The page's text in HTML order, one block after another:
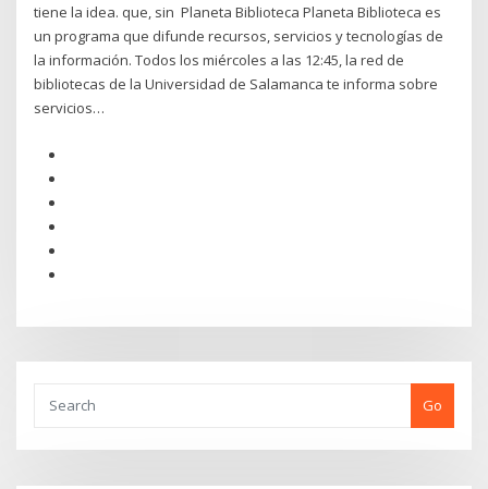
tiene la idea. que, sin Planeta Biblioteca Planeta Biblioteca es
un programa que difunde recursos, servicios y tecnologías de
la información. Todos los miércoles a las 12:45, la red de
bibliotecas de la Universidad de Salamanca te informa sobre
servicios…
Go